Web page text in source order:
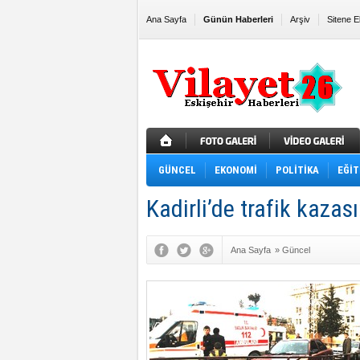
Ana Sayfa Günün Haberleri Arşiv Sitene
GÜNCEL EKONOMİ POLİTİKA
Kadirli’de trafik
Ana Sayfa » Güncel